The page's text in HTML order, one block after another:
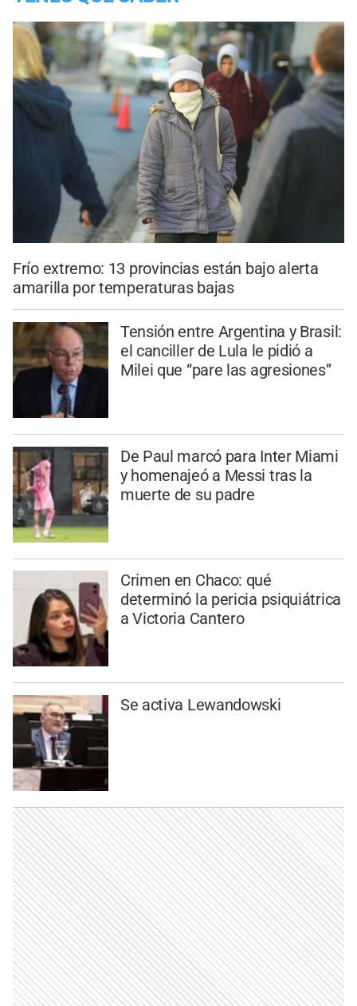
Frío extremo: 13 provincias están bajo alerta
amarilla por temperaturas bajas
Tensión entre Argentina y Brasil:
el canciller de Lula le pidió a
Milei que “pare las agresiones”
De Paul marcó para Inter Miami
y homenajeó a Messi tras la
muerte de su padre
Crimen en Chaco: qué
determinó la pericia psiquiátrica
a Victoria Cantero
Se activa Lewandowski